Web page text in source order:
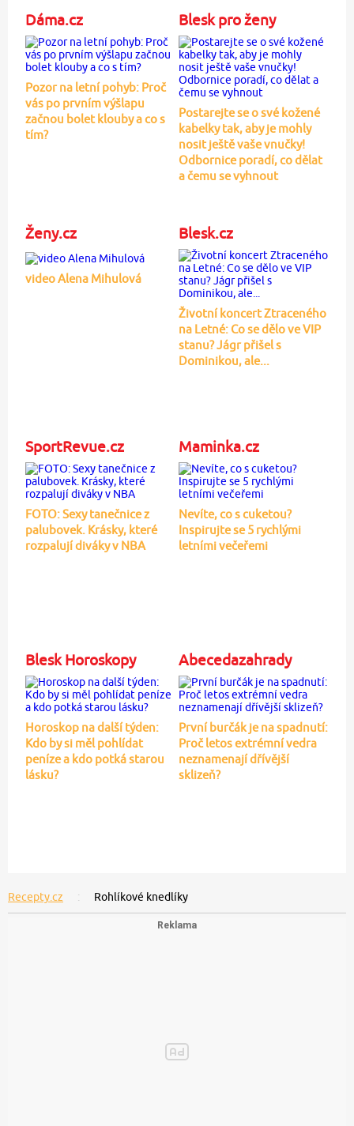
Dáma.cz
Pozor na letní pohyb: Proč
vás po prvním výšlapu
začnou bolet klouby a co s
tím?
Blesk pro ženy
Postarejte se o své kožené
kabelky tak, aby je mohly
nosit ještě vaše vnučky!
Odbornice poradí, co dělat
a čemu se vyhnout
Ženy.cz
video Alena Mihulová
Blesk.cz
Životní koncert Ztraceného
na Letné: Co se dělo ve VIP
stanu? Jágr přišel s
Dominikou, ale...
SportRevue.cz
FOTO: Sexy tanečnice z
palubovek. Krásky, které
rozpalují diváky v NBA
Maminka.cz
Nevíte, co s cuketou?
Inspirujte se 5 rychlými
letními večeřemi
Blesk Horoskopy
Horoskop na další týden:
Kdo by si měl pohlídat
peníze a kdo potká starou
lásku?
Abecedazahrady
První burčák je na spadnutí:
Proč letos extrémní vedra
neznamenají dřívější
sklizeň?
Recepty.cz Rohlíkové knedlíky